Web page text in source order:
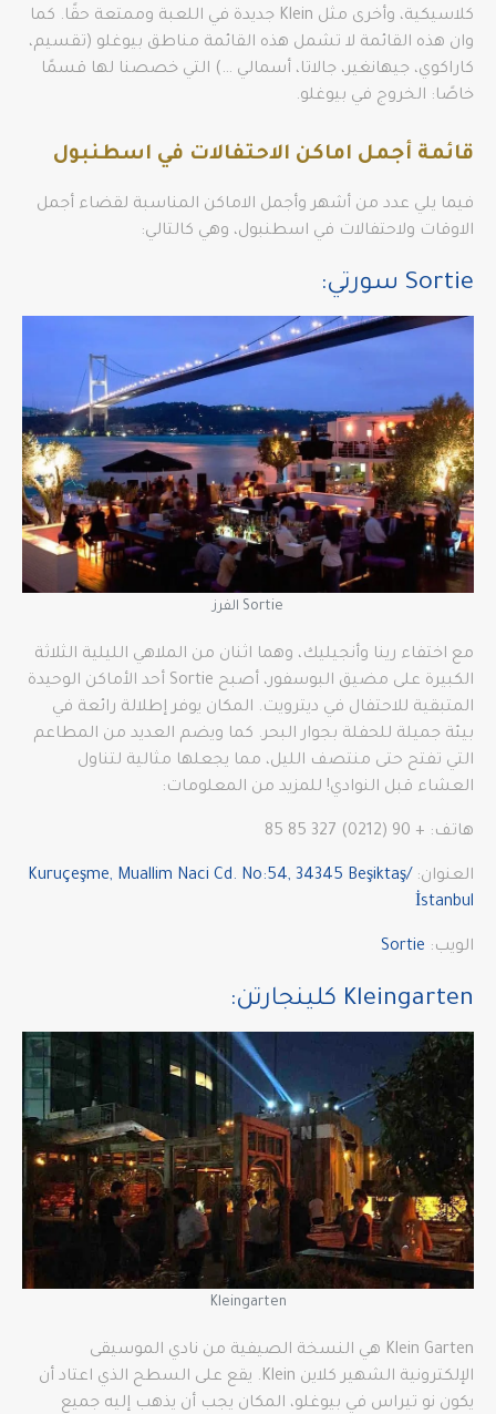
كلاسيكية، وأخرى مثل Klein جديدة في اللعبة وممتعة حقًا. كما
وان هذه القائمة لا تشمل هذه القائمة مناطق بيوغلو (تقسيم،
كاراكوي، جيهانغير، جالاتا، أسمالي …) التي خصصنا لها قسمًا
خاصًا: الخروج في بيوغلو.
قائمة أجمل اماكن الاحتفالات في اسطنبول
فيما يلي عدد من أشهر وأجمل الاماكن المناسبة لقضاء أجمل
الاوقات ولاحتفالات في اسطنبول، وهي كالتالي:
Sortie سورتي:
Sortie الفرز
مع اختفاء رينا وأنجيليك، وهما اثنان من الملاهي الليلية الثلاثة
الكبيرة على مضيق البوسفور، أصبح Sortie أحد الأماكن الوحيدة
المتبقية للاحتفال في ديترويت. المكان يوفر إطلالة رائعة في
بيئة جميلة للحفلة بجوار البحر. كما ويضم العديد من المطاعم
التي تفتح حتى منتصف الليل، مما يجعلها مثالية لتناول
العشاء قبل النوادي! للمزيد من المعلومات:
هاتف: + 90 (0212) 327 85 85
العنوان: Kuruçeşme, Muallim Naci Cd. No:54, 34345 Beşiktaş/
İstanbul
الويب: Sortie
Kleingarten كلينجارتن:
Kleingarten
Klein Garten هي النسخة الصيفية من نادي الموسيقى
الإلكترونية الشهير كلاين Klein. يقع على السطح الذي اعتاد أن
يكون نو تيراس في بيوغلو، المكان يجب أن يذهب إليه جميع